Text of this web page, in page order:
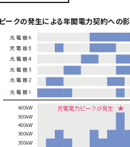
ークの発生による年間電力契約への